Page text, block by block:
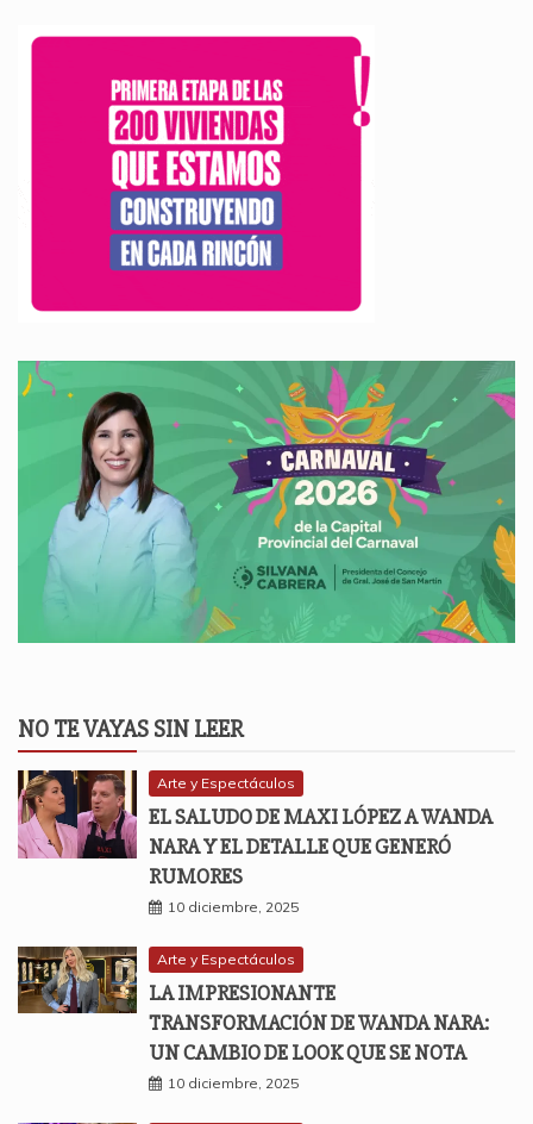
NO TE VAYAS SIN LEER
Arte y Espectáculos
EL SALUDO DE MAXI LÓPEZ A WANDA
NARA Y EL DETALLE QUE GENERÓ
RUMORES
10 diciembre, 2025
Arte y Espectáculos
LA IMPRESIONANTE
TRANSFORMACIÓN DE WANDA NARA:
UN CAMBIO DE LOOK QUE SE NOTA
10 diciembre, 2025